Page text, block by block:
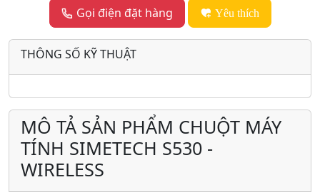
Gọi điện đặt hàng Yêu thích
THÔNG SỐ KỸ THUẬT
MÔ TẢ SẢN PHẨM CHUỘT MÁY
TÍNH SIMETECH S530 -
WIRELESS